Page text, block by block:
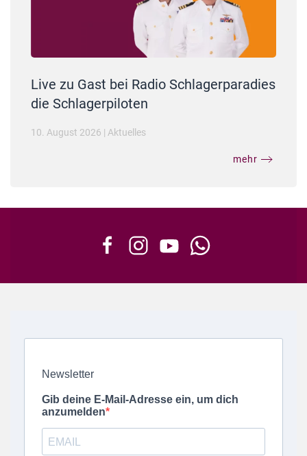
Live zu Gast bei Radio Schlagerparadies
die Schlagerpiloten
10. August 2026 | Aktuelles
mehr